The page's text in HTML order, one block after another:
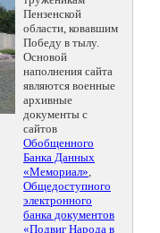
Пензенской
области, ковавшим
Победу в тылу.
Основой
наполнения сайта
являются военные
архивные
документы с
сайтов
Обобщенного
Банка Данных
«Мемориал»,
Общедоступного
электронного
банка документов
«Подвиг Народа в